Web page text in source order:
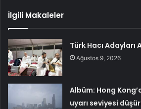
İlgili Makaleler
Türk Hacı Adayları
Ağustos 9, 2026
Albüm: Hong
uyarı seviyesi